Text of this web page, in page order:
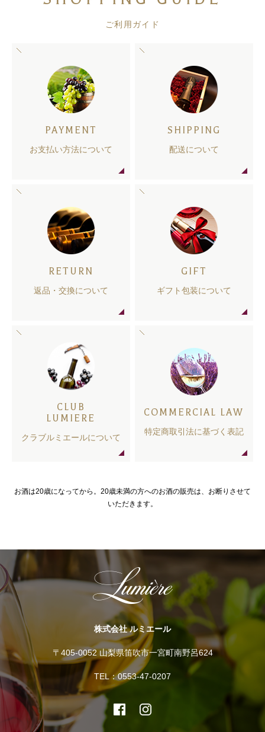
ご利用ガイド
PAYMENT
お支払い方法について
SHIPPING
配送について
RETURN
返品・交換について
GIFT
ギフト包装について
CLUB
LUMIERE
クラブルミエールについて
COMMERCIAL LAW
特定商取引法に基づく表記
お酒は20歳になってから。20歳未満の方へのお酒の販売は、お断りさせて
いただきます。
株式会社 ルミエール
〒405-0052 山梨県笛吹市一宮町南野呂624
TEL：0553-47-0207